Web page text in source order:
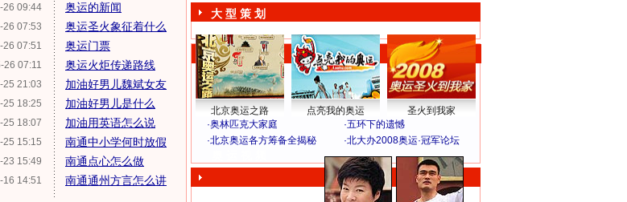
26 09:44
26 07:53
26 07:51
26 07:11
25 21:03
25 18:25
25 18:07
25 15:15
23 15:49
16 14:51
奥运的新闻
奥运圣火象征着什么
奥运门票
奥运火炬传递路线
加油好男儿魏斌女友
加油好男儿是什么
加油用英语怎么说
南通中小学何时放假
南通点心怎么做
南通通州方言怎么讲
大 型 策 划
北京奥运之路 点亮我的奥运
圣火到我家
·奥林匹克大家庭 ·五环下的遗憾
·北京奥运各方筹备全揭秘 ·北大办2008奥运·冠军论坛